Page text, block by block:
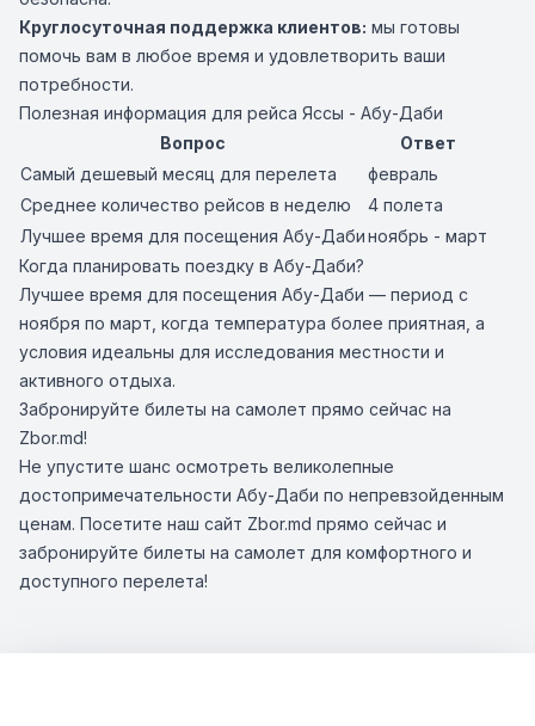
Круглосуточная поддержка клиентов: мы готовы
помочь вам в любое время и удовлетворить ваши
потребности.
Полезная информация для рейса Яссы - Абу-Даби
Вопрос
Ответ
Самый дешевый месяц для перелета
февраль
Среднее количество рейсов в неделю
4 полета
Лучшее время для посещения Абу-Дабиноябрь - март
Когда планировать поездку в Абу-Даби?
Лучшее время для посещения Абу-Даби — период с
ноября по март, когда температура более приятная, а
условия идеальны для исследования местности и
активного отдыха.
Забронируйте билеты на самолет прямо сейчас на
Zbor.md!
Не упустите шанс осмотреть великолепные
достопримечательности Абу-Даби по непревзойденным
ценам. Посетите наш сайт Zbor.md прямо сейчас и
забронируйте билеты на самолет для комфортного и
доступного перелета!